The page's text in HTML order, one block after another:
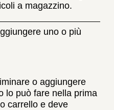
a magazzino.
uno o più
o aggiungere
lo può fare nella prima
carrello e deve